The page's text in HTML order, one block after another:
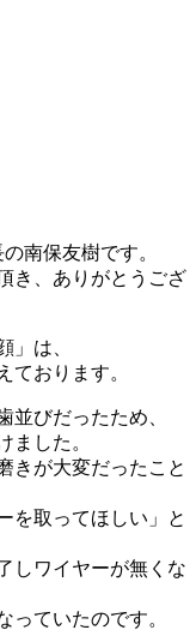
南保友樹です。
き、ありがとうござ
」は、
ております。
並びだったため、
ました。
きが大変だったこと
を取ってほしい」と
しワイヤーが無くな
っていたのです。